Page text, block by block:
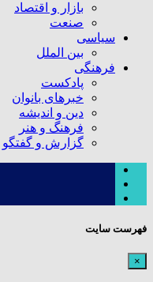
بازار و اقتصاد
صنعت
سیاسی
بین الملل
فرهنگی
پادکست
خبرهای بانوان
دین و اندیشه
فرهنگ و هنر
گزارش و گفتگو
فهرست سایت
×